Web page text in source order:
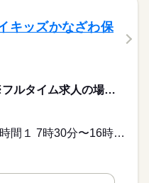
キッズかなざわ保
179,400円〜214,400円 ※フルタイム求人の場合は月額（換算額）、パート求人の場合は時間額を表示しています。
交替制（シフト制） 就業時間１ 7時30分〜16時30分 就業時間２ 8時30分〜17時30分 就業時間３ 9時00分〜18時00分 又は 7時30分〜19時00分の時間の間の8時間 就業時間に関する特記事項 （１）～（３）はシフト例